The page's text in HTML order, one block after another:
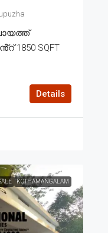
1850 SQFT
Details
KOTHAMANGALAM